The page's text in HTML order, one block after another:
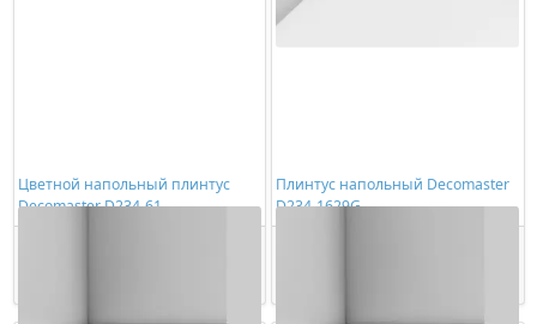
Цветной напольный плинтус
Decomaster D234-61
Плинтус напольный Decomaster
D234-1629G